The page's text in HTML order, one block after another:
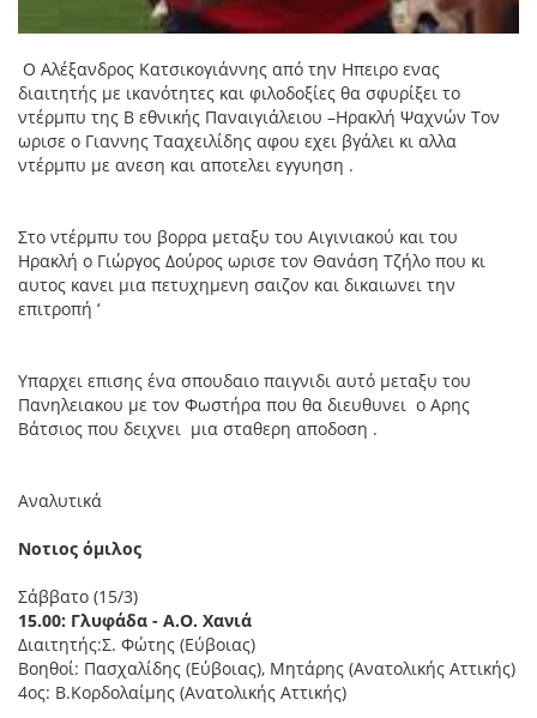
Ο Αλέξανδρος Κατσικογιάννης από την Ηπειρο ενας
διαιτητής με ικανότητες και φιλοδοξίες θα σφυρίξει το
ντέρμπυ της Β εθνικής Παναιγιάλειου –Ηρακλή Ψαχνών Τον
ωρισε ο Γιαννης Τααχειλίδης αφου εχει βγάλει κι αλλα
ντέρμπυ με ανεση και αποτελει εγγυηση .
Στο ντέρμπυ του βορρα μεταξυ του Αιγινιακού και του
Ηρακλή ο Γιώργος Δούρος ωρισε τον Θανάση Τζήλο που κι
αυτος κανει μια πετυχημενη σαιζον και δικαιωνει την
επιτροπή ‘
Υπαρχει επισης ένα σπουδαιο παιγνιδι αυτό μεταξυ του
Πανηλειακου με τον Φωστήρα που θα διευθυνει ο Αρης
Βάτσιος που δειχνει μια σταθερη αποδοση .
Αναλυτικά
Νοτιος όμιλος
Σάββατο (15/3)
15.00: Γλυφάδα - Α.Ο. Χανιά
Διαιτητής:Σ. Φώτης (Εύβοιας)
Βοηθοί: Πασχαλίδης (Εύβοιας), Μητάρης (Ανατολικής Αττικής)
4ος: Β.Κορδολαίμης (Ανατολικής Αττικής)